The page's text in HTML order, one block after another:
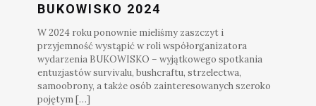
BUKOWISKO 2024
W 2024 roku ponownie mieliśmy zaszczyt i
przyjemność wystąpić w roli współorganizatora
wydarzenia BUKOWISKO – wyjątkowego spotkania
entuzjastów survivalu, bushcraftu, strzelectwa,
samoobrony, a także osób zainteresowanych szeroko
pojętym[…]